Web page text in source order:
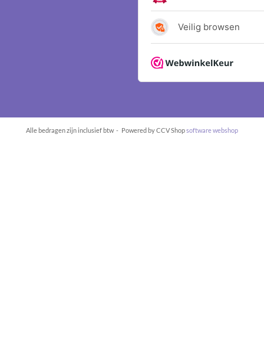
Alle bedragen zijn inclusief btw - Powered by CCV Shopsoftware webshop